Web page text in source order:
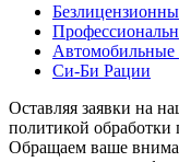
Автомобильные
Си-Би Рации
Оставляя заявки на
политикой
Обращаем ваше